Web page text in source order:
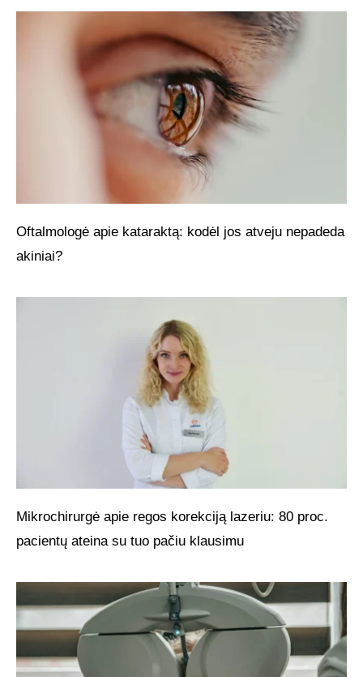
Oftalmologė apie kataraktą: kodėl jos atveju nepadeda
akiniai?
Mikrochirurgė apie regos korekciją lazeriu: 80 proc.
pacientų ateina su tuo pačiu klausimu